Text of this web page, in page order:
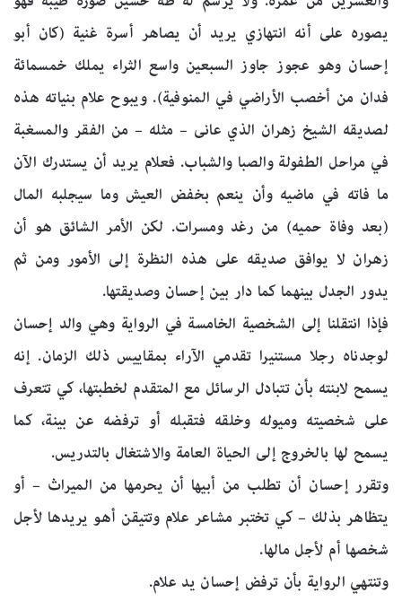
يصوره على أنه انتهازي يريد أن يصاهر أسرة غنية (كان أبو
إحسان وهو عجوز جاوز السبعين واسع الثراء يملك خمسمائة
فدان من أخصب الأراضي في المنوفية). ويبوح علام بنياته هذه
لصديقه الشيخ زهران الذي عانى – مثله – من الفقر والمسغبة
في مراحل الطفولة والصبا والشباب. فعلام يريد أن يستدرك الآن
ما فاته في ماضيه وأن ينعم بخفض العيش وما سيجلبه المال
(بعد وفاة حميه) من رغد ومسرات. لكن الأمر الشائق هو أن
زهران لا يوافق صديقه على هذه النظرة إلى الأمور ومن ثم
يدور الجدل بينهما كما دار بين إحسان وصديقتها.
فإذا انتقلنا إلى الشخصية الخامسة في الرواية وهي والد إحسان
لوجدناه رجلا مستنيرا تقدمي الآراء بمقاييس ذلك الزمان. إنه
يسمح لابنته بأن تتبادل الرسائل مع المتقدم لخطبتها، كي تتعرف
على شخصيته وميوله وخلقه فتقبله أو ترفضه عن بينة، كما
يسمح لها بالخروج إلى الحياة العامة والاشتغال بالتدريس.
وتقرر إحسان أن تطلب من أبيها أن يحرمها من الميراث – أو
يتظاهر بذلك – كي تختبر مشاعر علام وتتيقن أهو يريدها لأجل
شخصها أم لأجل مالها.
وتنتهي الرواية بأن ترفض إحسان يد علام.